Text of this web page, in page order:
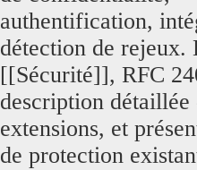
authentification,
détection de rejeux.
[[Sécurité]], RFC
description détaillée
extensions, et
de protection